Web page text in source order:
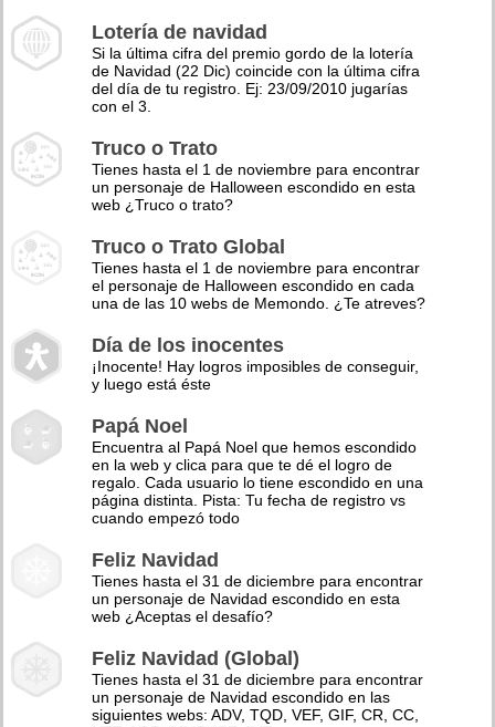
Lotería de navidad
Si la última cifra del premio gordo de la lotería
de Navidad (22 Dic) coincide con la última cifra
del día de tu registro. Ej: 23/09/2010 jugarías
con el 3.
Truco o Trato
Tienes hasta el 1 de noviembre para encontrar
un personaje de Halloween escondido en esta
web ¿Truco o trato?
Truco o Trato Global
Tienes hasta el 1 de noviembre para encontrar
el personaje de Halloween escondido en cada
una de las 10 webs de Memondo. ¿Te atreves?
Día de los inocentes
¡Inocente! Hay logros imposibles de conseguir,
y luego está éste
Papá Noel
Encuentra al Papá Noel que hemos escondido
en la web y clica para que te dé el logro de
regalo. Cada usuario lo tiene escondido en una
página distinta. Pista: Tu fecha de registro vs
cuando empezó todo
Feliz Navidad
Tienes hasta el 31 de diciembre para encontrar
un personaje de Navidad escondido en esta
web ¿Aceptas el desafío?
Feliz Navidad (Global)
Tienes hasta el 31 de diciembre para encontrar
un personaje de Navidad escondido en las
siguientes webs: ADV, TQD, VEF, GIF, CR, CC,